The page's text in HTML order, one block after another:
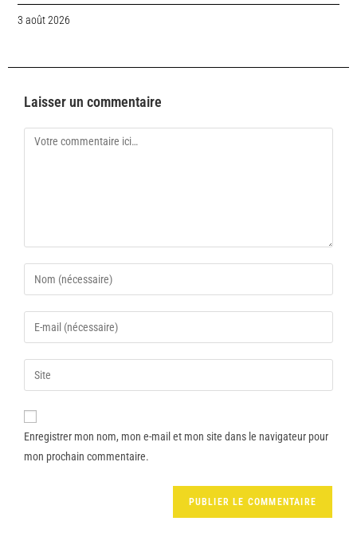
3 août 2026
Laisser un commentaire
Enregistrer mon nom, mon e-mail et mon site dans le navigateur pour
mon prochain commentaire.